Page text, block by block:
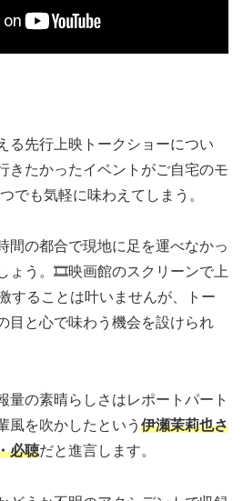
る先行上映トークショーについ
きたかったイベントがご自宅のモ
でも気軽に味わえてしまう。
間の都合で現地に足を運べなかっ
ょう。🎞️映画館のスクリーンで上
することは叶いませんが、トー
目と心で味わう機会を設けられ
量の素晴らしさはレポートパート
風を吹かしたという 伊瀬茉莉也さ
必聴だと進言します。